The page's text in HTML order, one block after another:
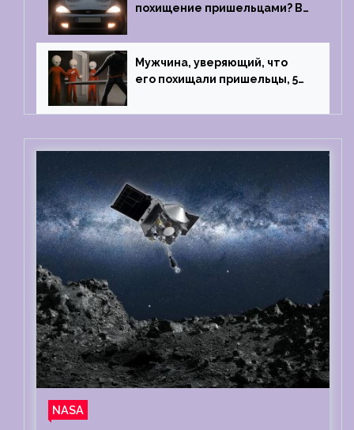
похищение пришельцами? В
случай произошел с семьей
из Аргентины
Мужчина, уверяющий, что
его похищали пришельцы, 5
тест на детекторе лжи
NASA